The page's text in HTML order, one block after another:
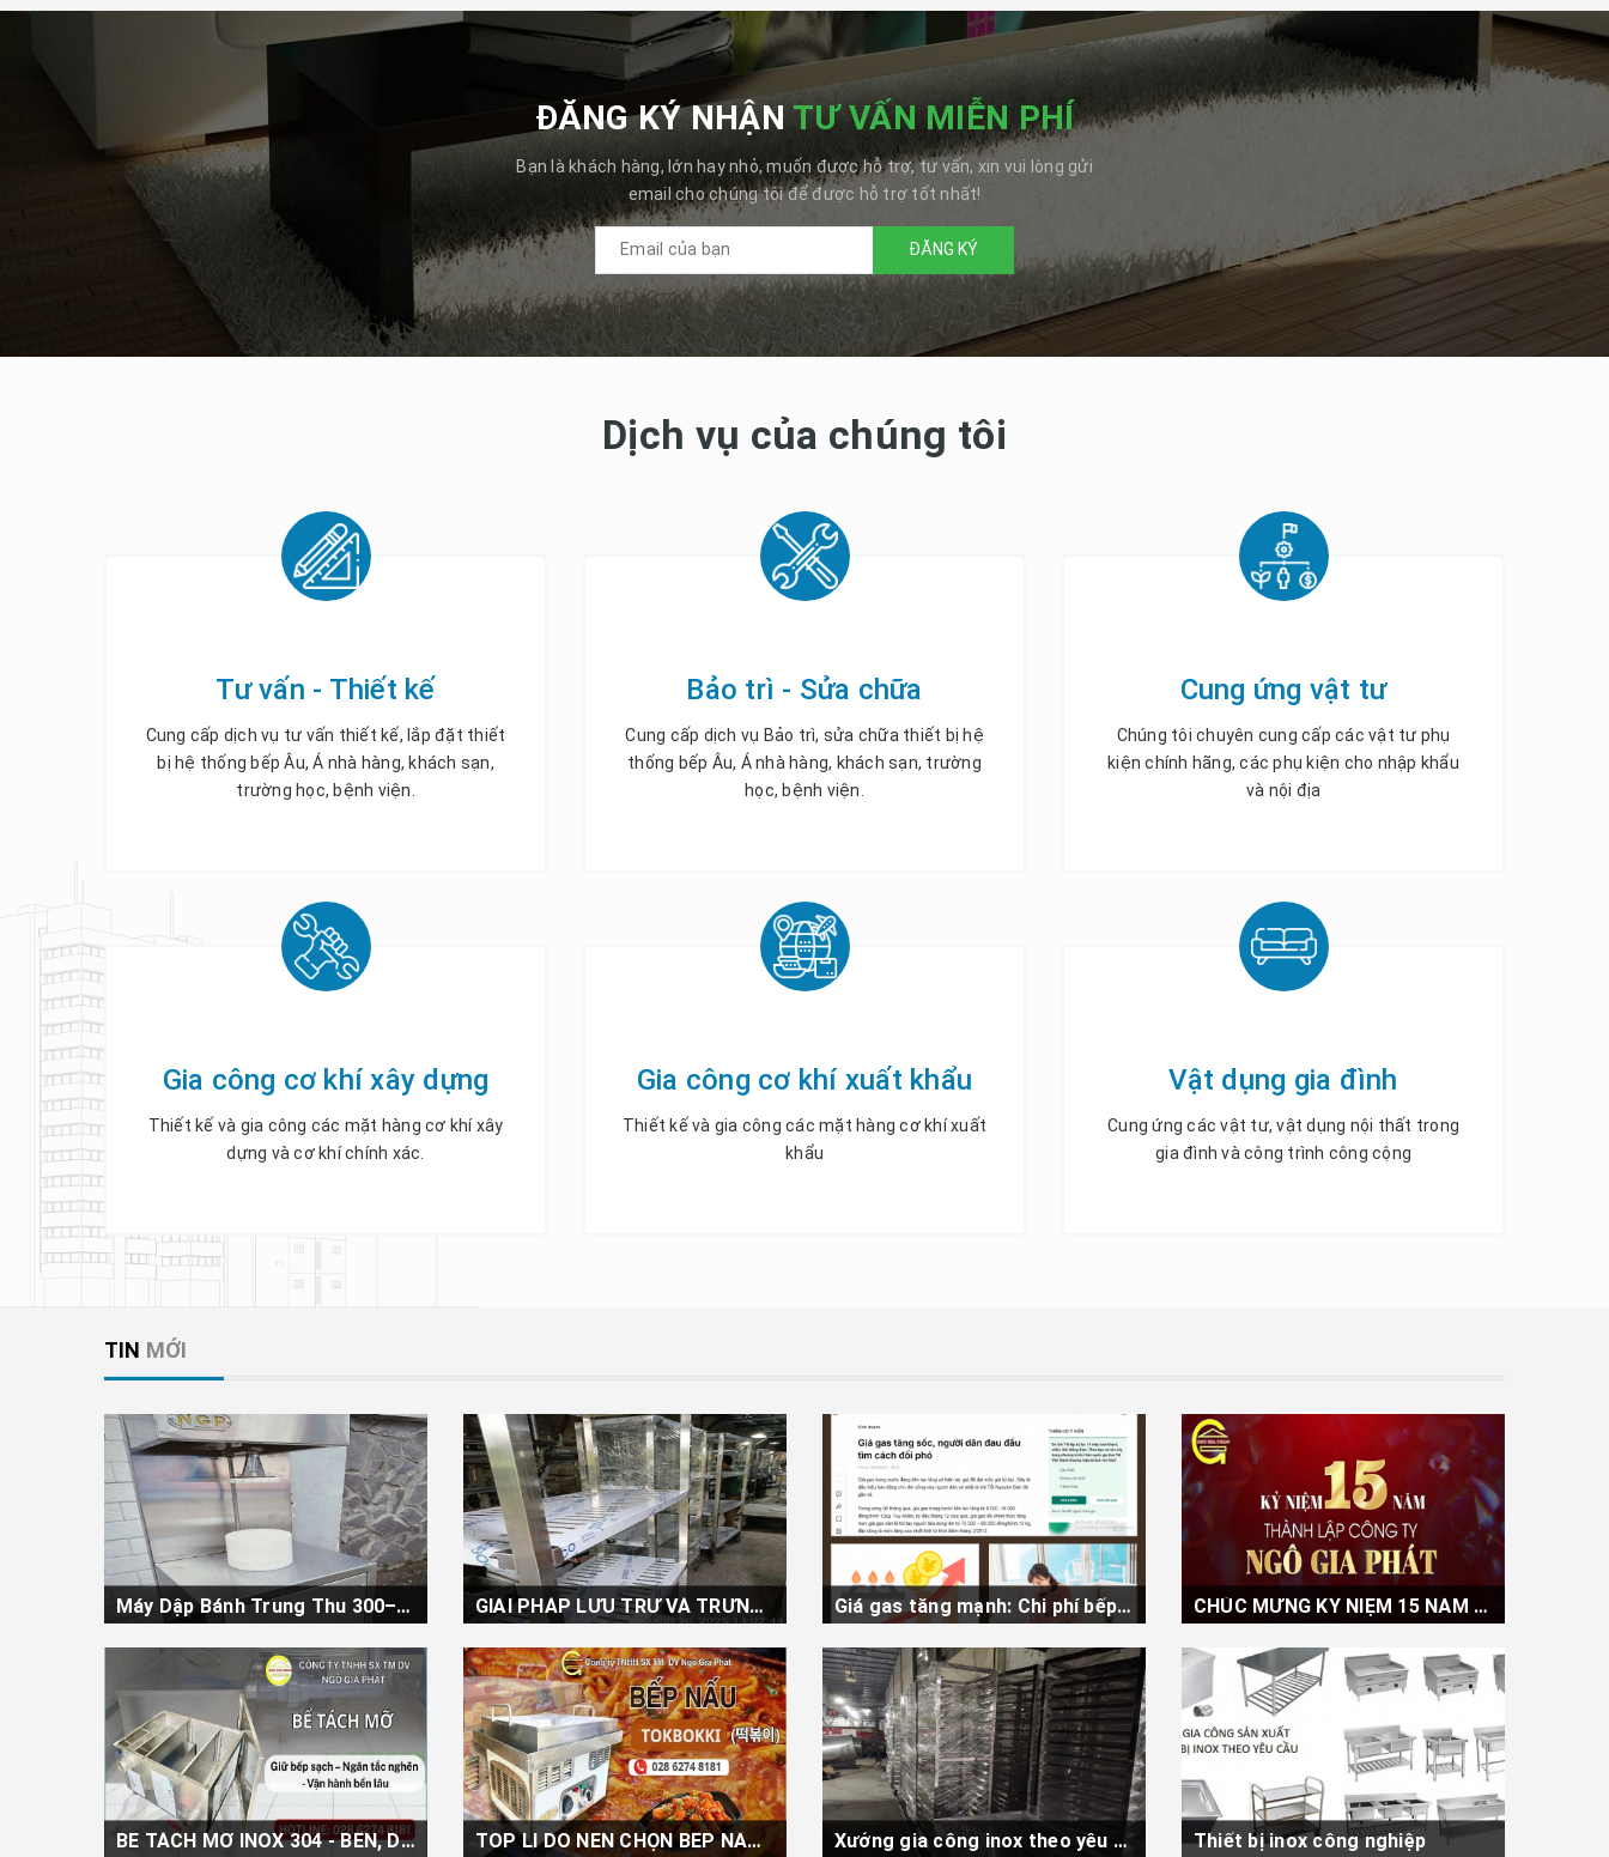
ĐĂNG KÝ NHẬN TƯ VẤN MIỄN PHÍ
Bạn là khách hàng, lớn hay nhỏ, muốn được hỗ trợ, tư vấn, xin vui lòng gửi
email cho chúng tôi để được hỗ trợ tốt nhất!
ĐĂNG KÝ
Dịch vụ của chúng tôi
Tư vấn - Thiết kế
Cung cấp dịch vụ tư vấn thiết kế, lắp đặt thiết
bị hệ thống bếp Âu, Á nhà hàng, khách sạn,
trường học, bệnh viện.
Bảo trì - Sửa chữa
Cung cấp dịch vụ Bảo trì, sửa chữa thiết bị hệ
thống bếp Âu, Á nhà hàng, khách sạn, trường
học, bệnh viện.
Cung ứng vật tư
Chúng tôi chuyên cung cấp các vật tư phụ
kiện chính hãng, các phụ kiện cho nhập khẩu
và nội địa
Gia công cơ khí xây dựng
Thiết kế và gia công các mặt hàng cơ khí xây
dựng và cơ khí chính xác.
Gia công cơ khí xuất khẩu
Thiết kế và gia công các mặt hàng cơ khí xuất
khẩu
Vật dụng gia đình
Cung ứng các vật tư, vật dụng nội thất trong
gia đình và công trình công cộng
TIN MỚI
Máy Dập Bánh Trung Thu 300–360 Bánh/Giờ – Giải Pháp Tăng Năng Suất Cho Tiệm Và Xưởng Bánh
Mỗi mùa Trung Thu, các tiệm bánh
và xưởng sản xuất thường phải đối
mặt...
XEM THÊM
GIẢI PHÁP LƯU TRỮ VÀ TRƯNG BÀY TỐI ƯU TẠI NGÔ GIA PHÁT: TỪ KHO BÃI ĐẾN CỬA HÀNG
Trong bối cảnh tối ưu hóa không gian
ngày càng trở nên quan trọng, việc
lựa...
XEM THÊM
Giá gas tăng mạnh: Chi phí bếp kinh doanh chịu áp lực, xu hướng chuyển sang bếp điện từ
Thị trường năng lượng trong nước
đang ghi nhận những biến động đáng
chú ý...
XEM THÊM
CHÚC MỪNG KỶ NIỆM 15 NĂM THÀNH LẬP
Ngày 17/01/2026 đánh dấu cột mốc
15 năm hình thành và phát triển của
Công ty...
BỂ TÁCH MỠ INOX 304 - BỀN, DỄ LẮP ĐẶT, VỆ SINH, AN TOÀN KHI SỬ DỤNG TOP LÍ DO NÊN CHỌN BẾP NẤU TOKBOKKI CỦA NGÔ GIA PHÁT Xưởng gia công inox theo yêu cầu tại TPHCM Thiết bị inox công nghiệp